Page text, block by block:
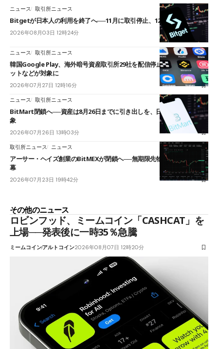
ニュース 取引所ニュース
Bitgetが日本人の利用を終了へ──11月に取引停止、12月末に強制決済
2026年08月03日 12時24分
ニュース 取引所ニュース
韓国Google Play、海外暗号資産取引所29社を配信停止──OKXやバイビ
ットなどが対象に
2026年07月27日 12時16分
ニュース 取引所ニュース
BitMart閉鎖へ──資産は8月26日までに引き出しを、日本人利用者も対
象
2026年07月26日 13時03分
取引所ニュース ニュース
アーサー・ヘイズ創業のBitMEXが閉鎖へ──無期限先物を生んだ11年に
幕
2026年07月23日 19時42分
その他のニュース
ロビンフッド、ミームコイン「CASHCAT」を
上場──発表後に一時35％急騰
ミームコインアルトコイン2026年08月07日 12時20分